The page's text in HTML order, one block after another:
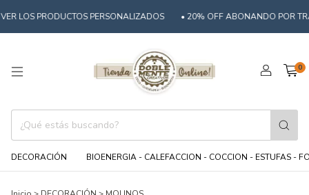
PRODUCTOS PERSONALIZADOS • 20% OFF ABONANDO POR
0
DECORACIÓN BIOENERGIA - CALEFACCION - COCCION - ESTUFAS -